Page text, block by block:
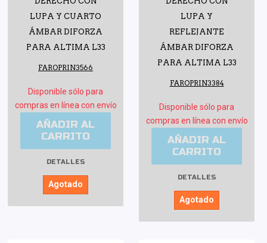
LUPA Y CUARTO
ÁMBAR DIFORZA
PARA ALTIMA L33
FAROPRIN3566
Disponible sólo para
compras en línea con envío
AÑADIR AL
CARRITO
DETALLES
Agotado
LUPA Y
REFLEJANTE
ÁMBAR DIFORZA
PARA ALTIMA L33
FAROPRIN3384
Disponible sólo para
compras en línea con envío
AÑADIR AL
CARRITO
DETALLES
Agotado